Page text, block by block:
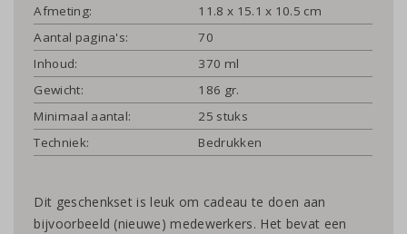
Afmeting:
11.8 x 15.1 x 10.5 cm
Aantal pagina's:
70
Inhoud:
370 ml
Gewicht:
186 gr.
Minimaal aantal:
25 stuks
Techniek:
Bedrukken
Dit geschenkset is leuk om cadeau te doen aan
bijvoorbeeld (nieuwe) medewerkers. Het bevat een